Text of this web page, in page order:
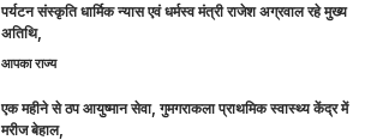
पर्यटन संस्कृति धार्मिक न्यास एवं धर्मस्व मंत्री राजेश अग्रवाल रहे मुख्य
अतिथि,
आपका राज्य
एक महीने से ठप आयुष्मान सेवा, गुमगराकला प्राथमिक स्वास्थ्य केंद्र में
मरीज बेहाल,